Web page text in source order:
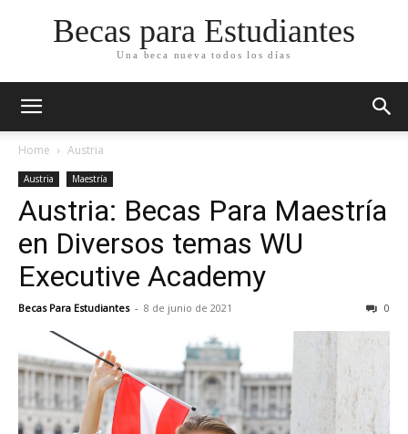
Becas para Estudiantes
Una beca nueva todos los días
Home Austria
Austria Maestría
Austria: Becas Para Maestría
en Diversos temas WU
Executive Academy
Becas Para Estudiantes - 8 de junio de 2021 0